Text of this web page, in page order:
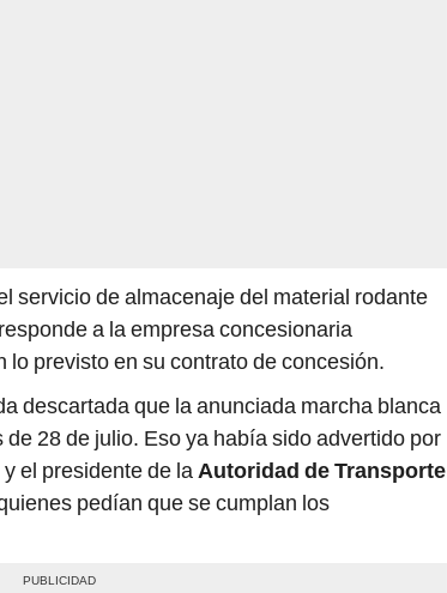
servicio de almacenaje del material rodante
a la empresa concesionaria
lo previsto en su contrato de concesión.
descartada que la anunciada marcha blanca
28 de julio. Eso ya había sido advertido por
el presidente de laAutoridad de Transporte
pedían que se cumplan los